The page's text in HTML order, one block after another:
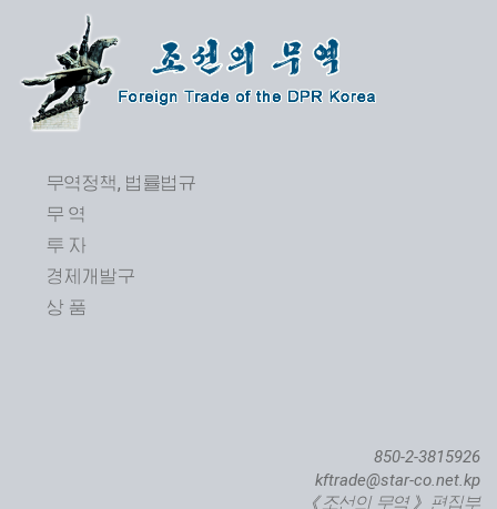
제24차 평양봄철국제상품전람회 개막
무역정책, 법률법규
무 역
투 자
경제개발구
상 품
850-2-3815926
kftrade@star-co.net.kp
《조선의 무역》 편집부